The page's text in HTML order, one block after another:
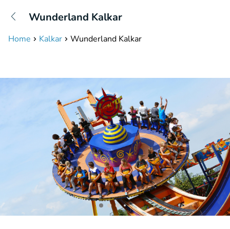
Wunderland Kalkar
Home Kalkar Wunderland Kalkar